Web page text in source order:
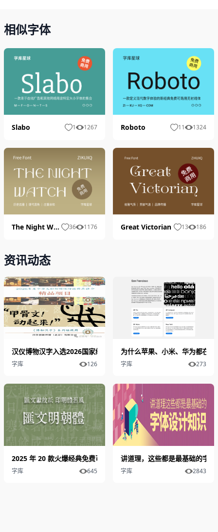
相似字体
Slabo 1 1267 Roboto 11 1324
The Night Watch36 1176 Great Victorian 13 186
资讯动态
汉仪博物汉字入选2026国家级文化精品项目：甲骨文动画传播再获
字库 126
为什么苹果、小米、华为都在
字库 273
2025 年 20 款火爆经典免费可商用中文字体（二）
字库 645
讲道理，这些都是最基础的字
字库 2843